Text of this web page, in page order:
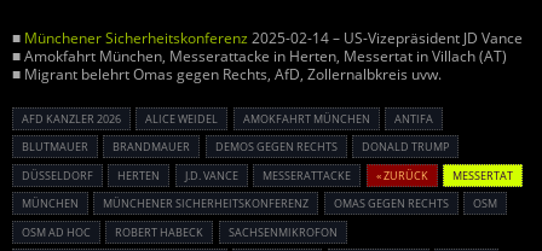
■ Münchener Sicherheitskonferenz 2025-02-14 – US-Vizepräsident JD Vance
■ Amokfahrt München, Messerattacke in Herten, Messertat in Villach (AT)
■ Migrant belehrt Omas gegen Rechts, AfD, Zollernalbkreis uvw.
AFD KANZLER 2026 ALICE WEIDEL AMOKFAHRT MÜNCHEN
ANTIFA
BLUTMAUER
BRANDMAUER DEMOS GEGEN RECHTS
DONALD TRUMP
DÜSSELDORF
HERTEN J.D. VANCE MESSERATTACKE « ZURÜCK
MESSERTAT
MÜNCHEN
MÜNCHENER SICHERHEITSKONFERENZ OMAS GEGEN RECHTS
OSM
OSM AD HOC
ROBERT HABECK
SACHSENMIKROFON